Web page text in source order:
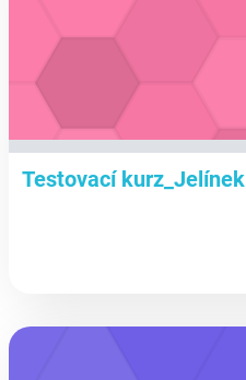
Testovací kurz_Jelínek
aa